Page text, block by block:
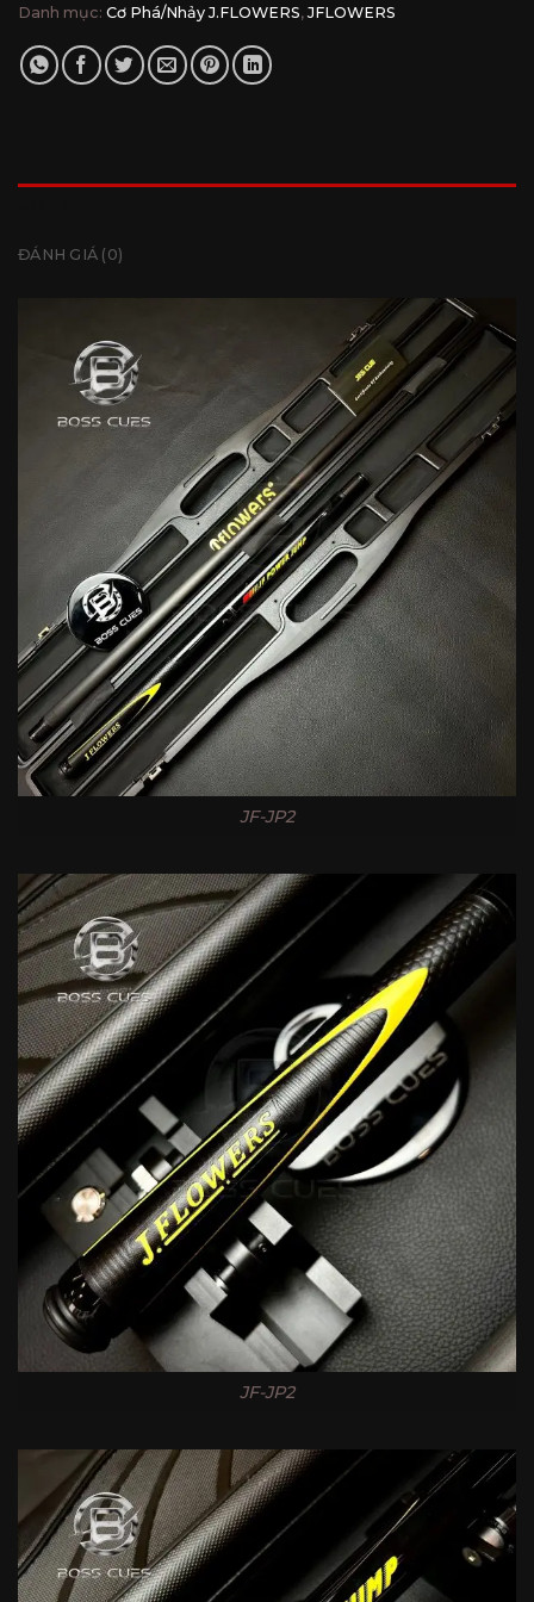
Danh mục: Cơ Phá/Nhảy J.FLOWERS, JFLOWERS
ĐÁNH GIÁ (0)
JF-JP2
JF-JP2